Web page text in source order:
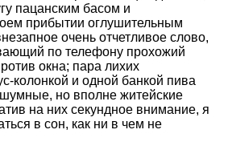
пацанским басом и
прибытии оглушительным
очень отчетливое слово,
по телефону прохожий
окна; пара лихих
колонкой и одной банкой пива
но вполне житейские
на них секундное внимание, я
в сон, как ни в чем не